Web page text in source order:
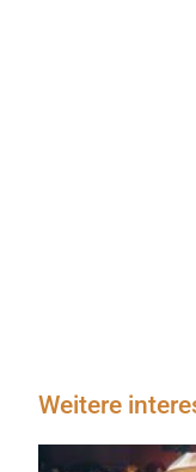
Weitere